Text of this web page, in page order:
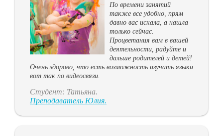
По времени занятий
также все удобно, прям
давно вас искала, а нашла
только сейчас.
Процветания вам в вашей
деятельности, радуйте и
дальше родителей и детей!
Очень здорово, что есть возможность изучать языки
вот так по видеосвязи.
Студент: Татьяна.
Преподаватель Юлия.